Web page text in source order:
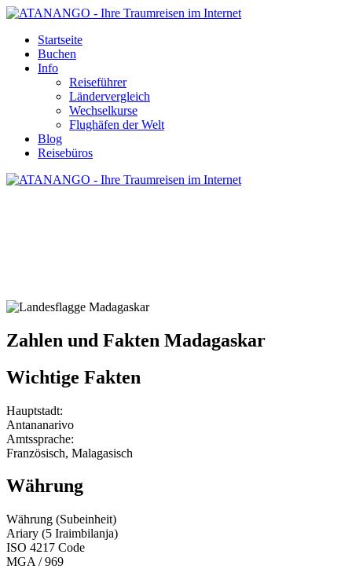
Startseite
Buchen
Info
Reiseführer
Ländervergleich
Wechselkurse
Flughäfen der Welt
Blog
Reisebüros
Zahlen und Fakten Madagaskar
Wichtige Fakten
Hauptstadt:
Antananarivo
Amtssprache:
Französisch, Malagasisch
Währung
Währung (Subeinheit)
Ariary (5 Iraimbilanja)
ISO 4217 Code
MGA / 969